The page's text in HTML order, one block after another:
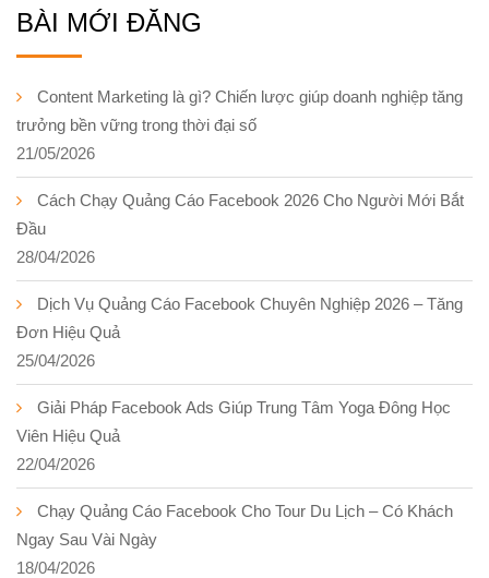
BÀI MỚI ĐĂNG
Content Marketing là gì? Chiến lược giúp doanh nghiệp tăng
trưởng bền vững trong thời đại số
21/05/2026
Cách Chạy Quảng Cáo Facebook 2026 Cho Người Mới Bắt
Đầu
28/04/2026
Dịch Vụ Quảng Cáo Facebook Chuyên Nghiệp 2026 – Tăng
Đơn Hiệu Quả
25/04/2026
Giải Pháp Facebook Ads Giúp Trung Tâm Yoga Đông Học
Viên Hiệu Quả
22/04/2026
Chạy Quảng Cáo Facebook Cho Tour Du Lịch – Có Khách
Ngay Sau Vài Ngày
18/04/2026